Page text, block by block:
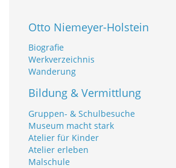
Otto Niemeyer-Holstein
Biografie
Werkverzeichnis
Wanderung
Bildung & Vermittlung
Gruppen- & Schulbesuche
Museum macht stark
Atelier für Kinder
Atelier erleben
Malschule